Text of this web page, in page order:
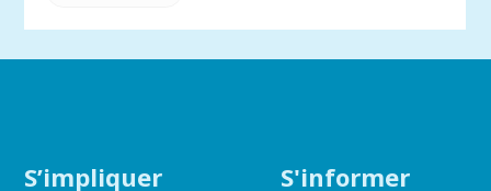
S’impliquer S'informer